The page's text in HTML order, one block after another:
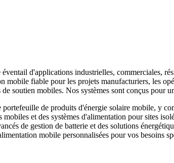
d'applications industrielles, commerciales,
fiable pour les projets manufacturiers, les
soutien mobiles. Nos systèmes sont conçus
de produits d'énergie solaire mobile, y
et des systèmes d'alimentation pour sites
de gestion de batterie et des solutions
mobile personnalisées pour vos besoins